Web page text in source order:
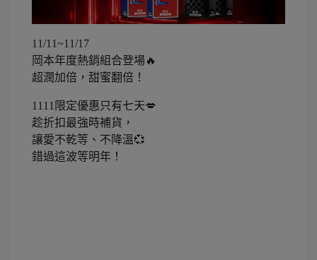
11/11~11/17
岡本年度熱銷組合登場🔥
超潤加倍，甜蜜翻倍！
1111限定優惠只有七天💋
趁折扣最強時補貨，
讓愛不乾等、不降溫💞
錯過這波等明年！